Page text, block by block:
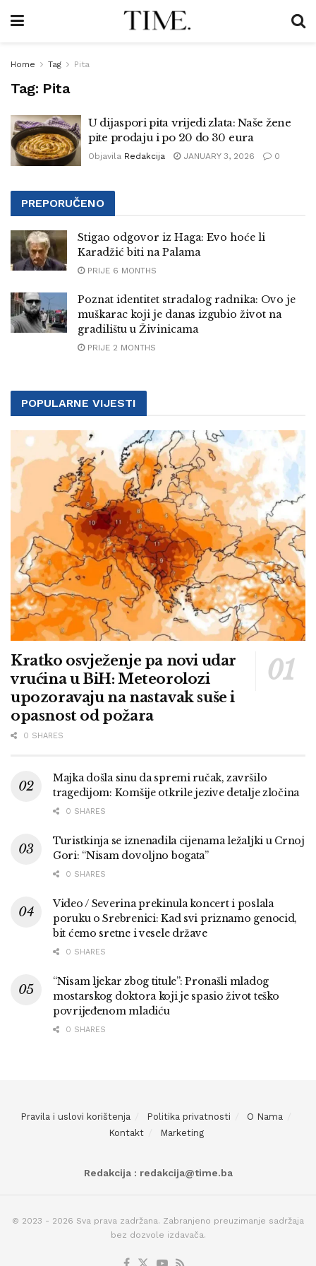
Home Tag Pita
Tag: Pita
U dijaspori pita vrijedi zlata: Naše žene
pite prodaju i po 20 do 30 eura
Objavila Redakcija JANUARY 3, 2026 0
PREPORUČENO
Stigao odgovor iz Haga: Evo hoće li
Karadžić biti na Palama
PRIJE 6 MONTHS
Poznat identitet stradalog radnika: Ovo je
muškarac koji je danas izgubio život na
gradilištu u Živinicama
PRIJE 2 MONTHS
POPULARNE VIJESTI
Kratko osvježenje pa novi udar
vrućina u BiH: Meteorolozi
upozoravaju na nastavak suše i
opasnost od požara
0 SHARES
Majka došla sinu da spremi ručak, završilo
tragedijom: Komšije otkrile jezive detalje zločina
0 SHARES
Turistkinja se iznenadila cijenama ležaljki u Crnoj
Gori: “Nisam dovoljno bogata”
0 SHARES
Video / Severina prekinula koncert i poslala
poruku o Srebrenici: Kad svi priznamo genocid,
bit ćemo sretne i vesele države
0 SHARES
“Nisam ljekar zbog titule”: Pronašli mladog
mostarskog doktora koji je spasio život teško
povrijeđenom mladiću
0 SHARES
Pravila i uslovi korištenja Politika privatnosti
O Nama
Kontakt
Marketing
Redakcija : redakcija@time.ba
© 2023 - 2026 Sva prava zadržana. Zabranjeno preuzimanje sadržaja
bez dozvole izdavača.